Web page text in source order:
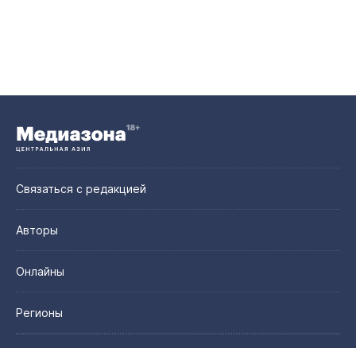
Связаться с редакцией
Авторы
Онлайны
Регионы